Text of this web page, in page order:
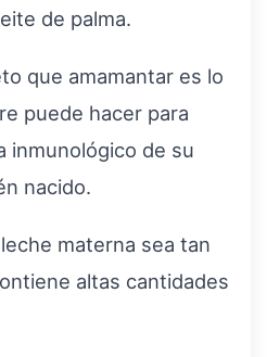
de palma.
que amamantar es lo
puede hacer para
inmunológico de su
nacido.
materna sea tan
altas cantidades